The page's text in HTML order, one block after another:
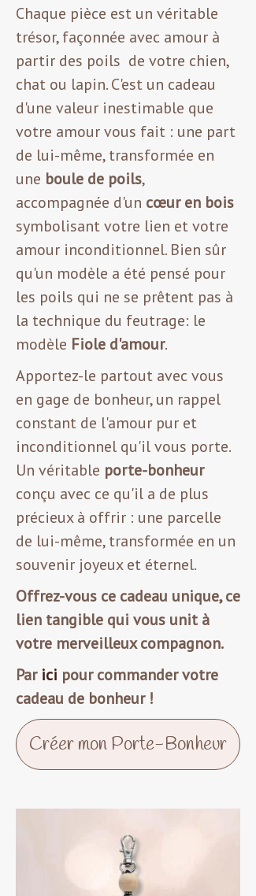
Chaque pièce est un véritable
trésor, façonnée avec amour à
partir des poils de votre chien,
chat ou lapin. C'est un cadeau
d'une valeur inestimable que
votre amour vous fait : une part
de lui-même, transformée en
une boule de poils,
accompagnée d'un cœur en bois
symbolisant votre lien et votre
amour inconditionnel. Bien sûr
qu'un modèle a été pensé pour
les poils qui ne se prêtent pas à
la technique du feutrage: le
modèle Fiole d'amour.
Apportez-le partout avec vous
en gage de bonheur, un rappel
constant de l'amour pur et
inconditionnel qu'il vous porte.
Un véritable porte-bonheur
conçu avec ce qu'il a de plus
précieux à offrir : une parcelle
de lui-même, transformée en un
souvenir joyeux et éternel.
Offrez-vous ce cadeau unique, ce
lien tangible qui vous unit à
votre merveilleux compagnon.
Par ici pour commander votre
cadeau de bonheur !
Créer mon Porte-Bonheur